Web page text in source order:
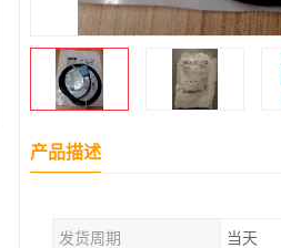
产品描述
发货周期 当天